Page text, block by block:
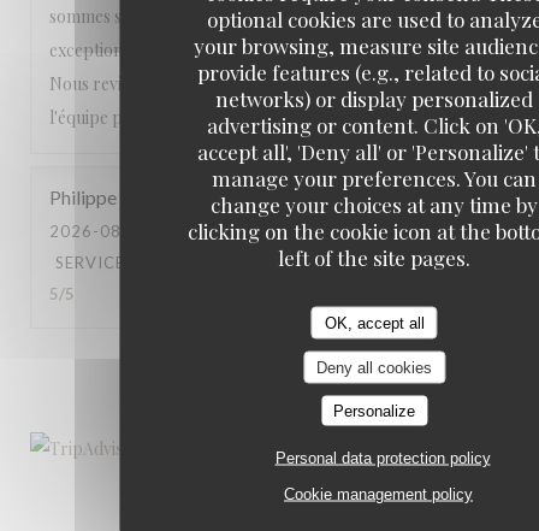
optional cookies are used to
your browsing, measure site
provide features (e.g., related to
networks) or display personalized
advertising or content. Click on
accept all', 'Deny all' or 'Personalize'
manage your preferences. You can
change your choices at any time by
clicking on the cookie icon at the
left of the site pages.
OK, accept all
Deny all cookies
Personalize
Personal data protection policy
Cookie management policy
sommes sentis choyés du début à la fin. Une expérience
exceptionnelle que nous recommandons les yeux fermés.
Nous reviendrons avec grand plaisir. Encore merci à toute
l'équipe pour cette magnifique soirée ! ⭐⭐⭐⭐⭐
Philippe
2026-08-01
- 19:30 - GUESTS 2
SERVICE
4/5 FOOD: 5/5 VALUE:
5/5
3